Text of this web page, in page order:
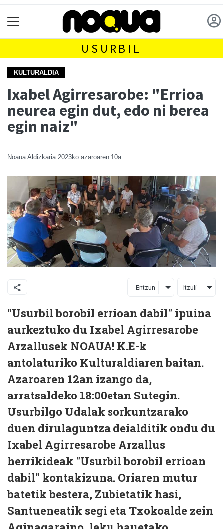
USURBIL
KULTURALDIA
Ixabel Agirresarobe: "Errioa
neurea egin dut, edo ni berea
egin naiz"
Noaua Aldizkaria 2023ko azaroaren 10a
Entzun Itzuli
"Usurbil borobil errioan dabil" ipuina
aurkeztuko du Ixabel Agirresarobe
Arzallusek NOAUA! K.E-k
antolaturiko Kulturaldiaren baitan.
Azaroaren 12an izango da,
arratsaldeko 18:00etan Sutegin.
Usurbilgo Udalak sorkuntzarako
duen dirulaguntza deialditik ondu du
Ixabel Agirresarobe Arzallus
herrikideak "Usurbil borobil errioan
dabil" kontakizuna. Oriaren mutur
batetik bestera, Zubietatik hasi,
Santueneatik segi eta Txokoalde zein